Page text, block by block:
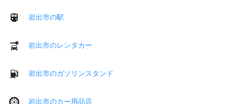
岩出市の駅
岩出市のレンタカー
岩出市のガソリンスタンド
岩出市のカー用品店